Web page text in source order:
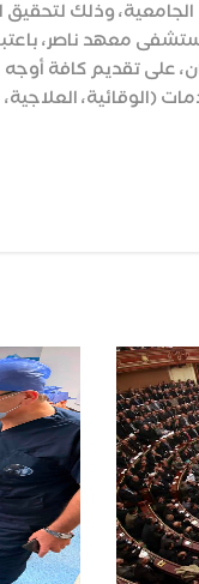
وذلك لتحقيق
معهد ناصر،
على تقديم كافة
التأمين الطبي للعطلات الصيفية 2023، والتي